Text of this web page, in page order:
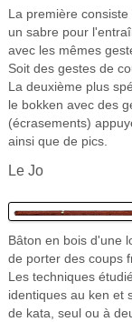
La première
un sabre pour
avec les mêmes
Soit des gestes de
La deuxième plus
le bokken avec des
(écrasements)
ainsi que de pics.
Le Jo
Bâton en bois d'une
de porter des coups
Les techniques
identiques au ken et
de kata, seul ou à